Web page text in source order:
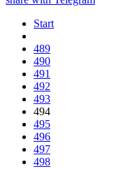
Start
489
490
491
492
493
494
495
496
497
498